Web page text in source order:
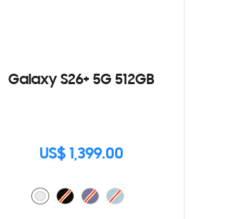
Galaxy S26+ 5G 512GB
US$ 1,399.00